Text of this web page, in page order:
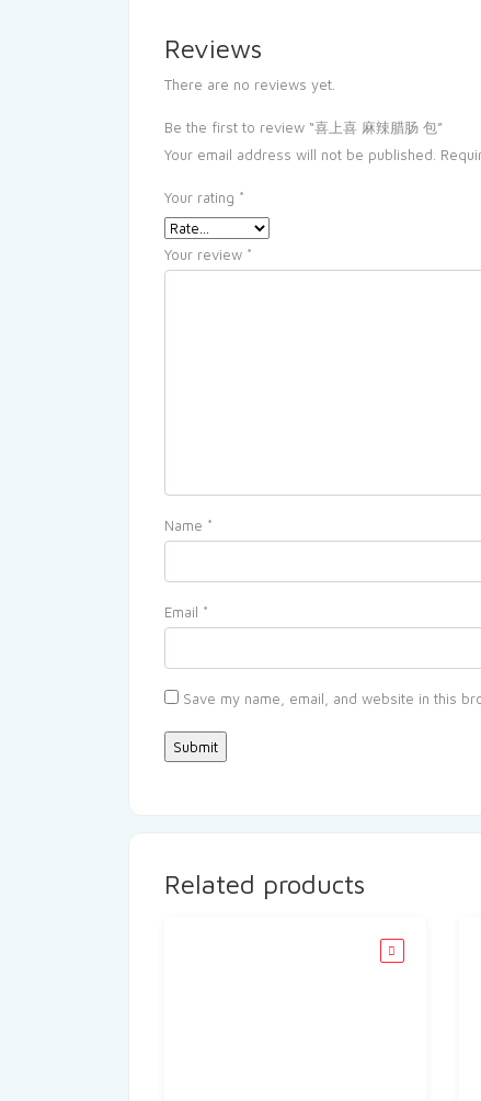
Reviews
There are no reviews yet.
Be the first to review “喜上喜 麻辣腊肠 包”
Your email address will not be published.
Your rating *
Your review *
Name *
Email *
Save my name, email, and website in this
Related products